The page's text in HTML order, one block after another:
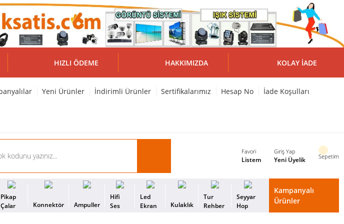
HIZLI ÖDEME HAKKIMIZDA KOLAY İADE
Yeni Ürünler İndirimli Ürünler Sertifikalarımız Hesap No İade Koşulları
Favori
Listem
Giriş Yap
Yeni Üyelik Sepetim
Pikap
Çalar
Konnektör Ampuller
Hifi
Ses
Led
Ekran
Kulaklık
Tur
Rehber
Seyyar
Hop
Kampanyalı
Ürünler